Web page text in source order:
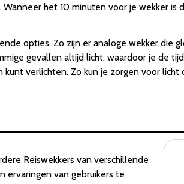
het 10 minuten voor je wekker
opties. Zo zijn er analoge wekker die
gevallen altijd licht, waardoor je de
kunt verlichten. Zo kun je zorgen voor
Reiswekkers van verschillende
ervaringen van gebruikers te